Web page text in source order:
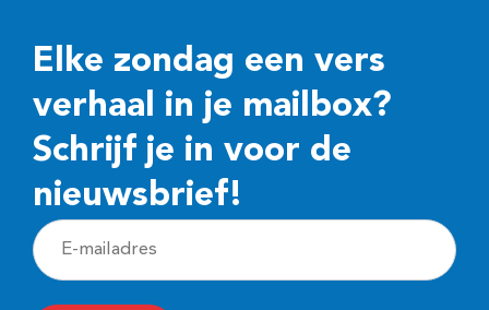
Elke zondag een vers
verhaal in je mailbox?
Schrijf je in voor de
nieuwsbrief!
E
-
m